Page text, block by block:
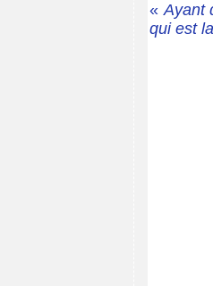
«Ayant
qui est